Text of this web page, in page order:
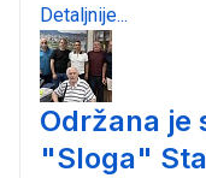
Detaljnije...
Održana je
"Sloga"